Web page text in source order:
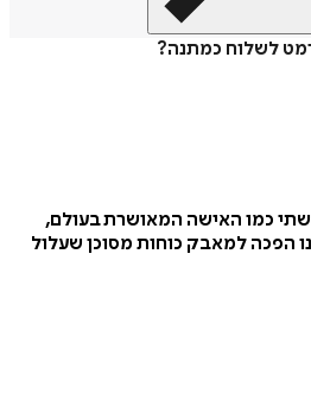
לשלוח כמתנה?
כמו האישה המאושרת בעולם,
למאבק כוחות מסוכן שעלול